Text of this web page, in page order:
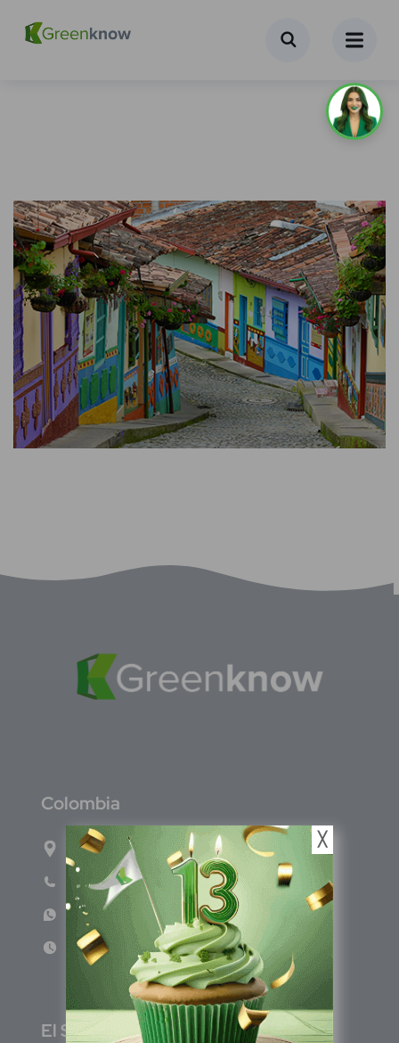
Colombia
Carrera 71G #117-67 INT 3 OFI 701
Teléfono: (601) 522 3869
WhatsApp: +57 317 4651554
Lun - Vie 8:00am - 5:00pm
El Salvador
╳